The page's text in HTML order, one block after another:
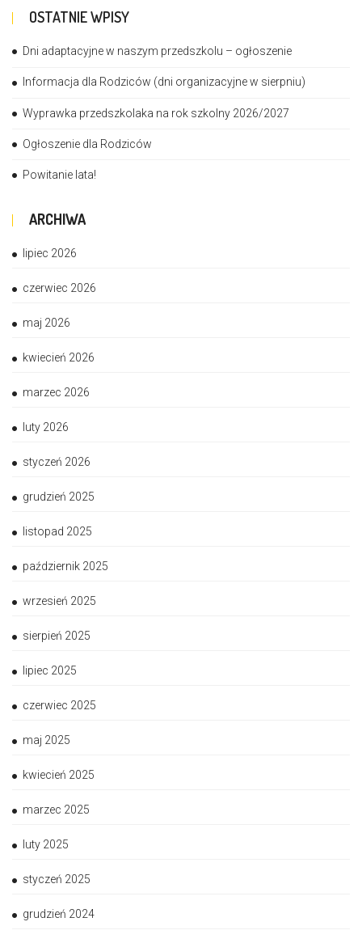
OSTATNIE WPISY
Dni adaptacyjne w naszym przedszkolu – ogłoszenie
Informacja dla Rodziców (dni organizacyjne w sierpniu)
Wyprawka przedszkolaka na rok szkolny 2026/2027
Ogłoszenie dla Rodziców
Powitanie lata!
ARCHIWA
lipiec 2026
czerwiec 2026
maj 2026
kwiecień 2026
marzec 2026
luty 2026
styczeń 2026
grudzień 2025
listopad 2025
październik 2025
wrzesień 2025
sierpień 2025
lipiec 2025
czerwiec 2025
maj 2025
kwiecień 2025
marzec 2025
luty 2025
styczeń 2025
grudzień 2024